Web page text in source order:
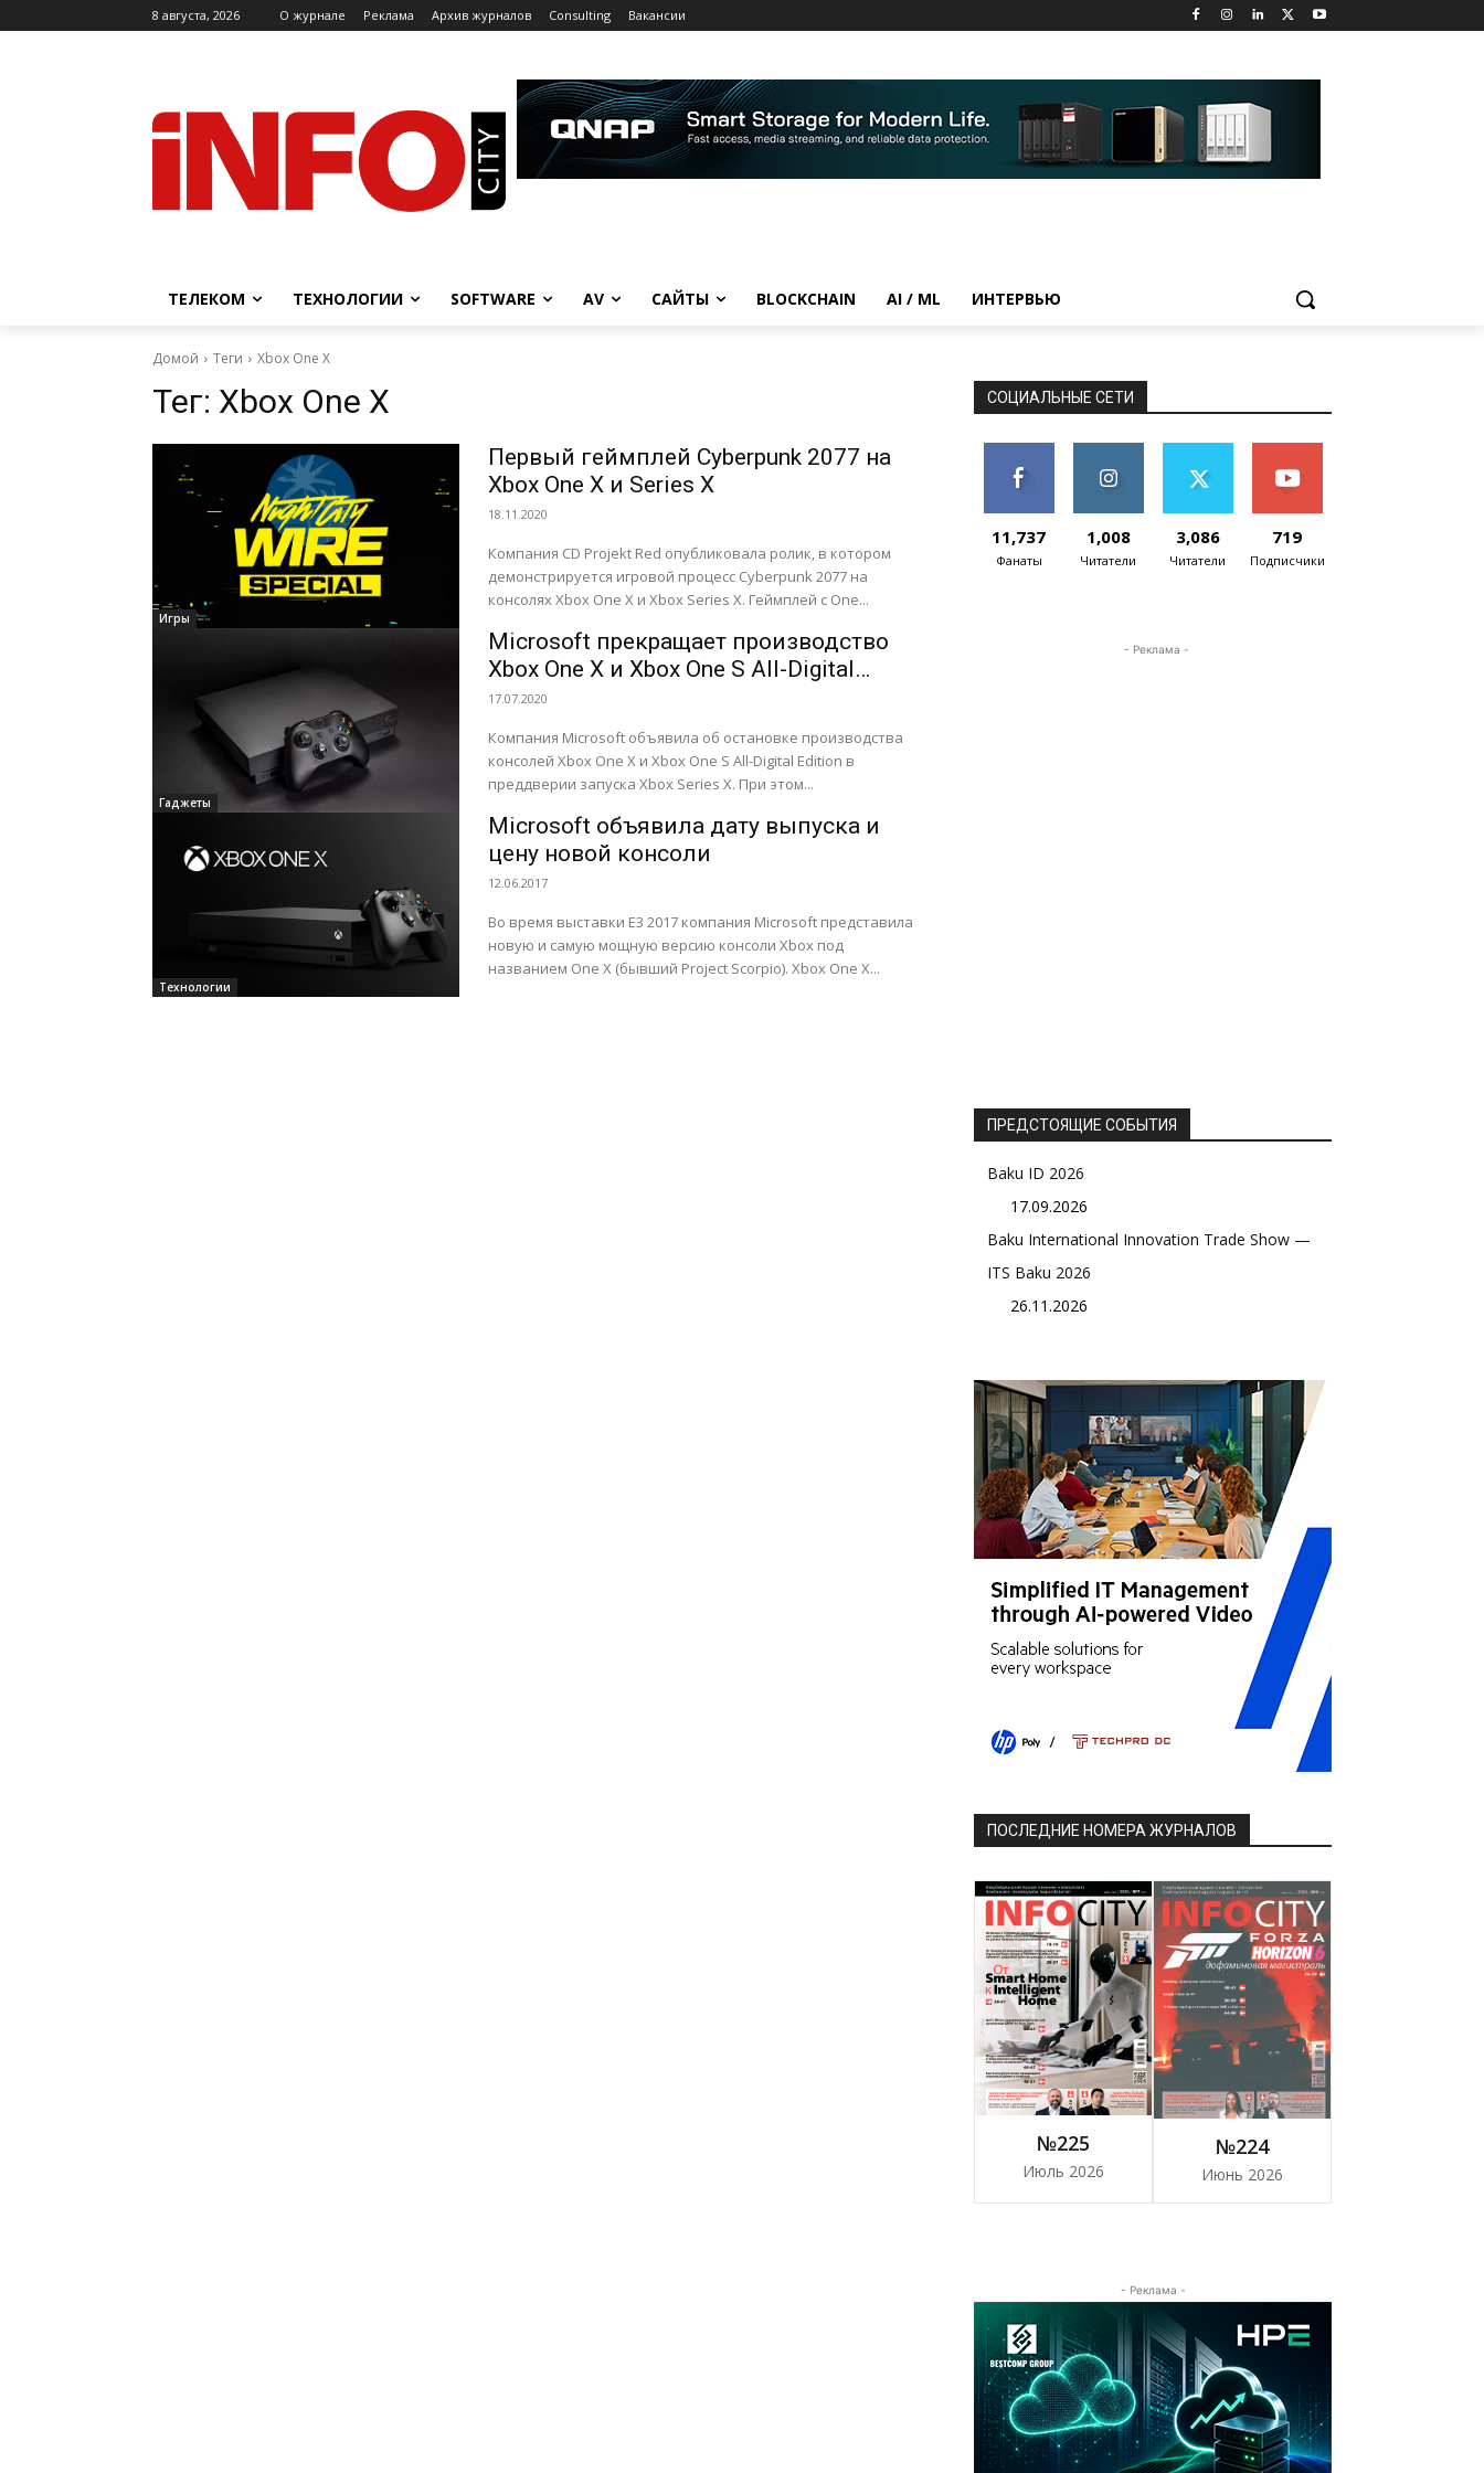
8 августа, 2026 O журнале Реклама Архив журналов Consulting Вакансии
ТЕЛЕКОМ ТЕХНОЛОГИИ SOFTWARE AV САЙТЫ BLOCKCHAIN AI / ML ИНТЕРВЬЮ
Домой Теги Xbox One X
Тег: Xbox One X
Игры
Первый геймплей Cyberpunk 2077 на
Xbox One X и Series X
18.11.2020
Компания CD Projekt Red опубликовала ролик, в котором
демонстрируется игровой процесс Cyberpunk 2077 на
консолях Xbox One X и Xbox Series X. Геймплей с One...
Гаджеты
Microsoft прекращает производство
Xbox One X и Xbox One S All-Digital
Edition
17.07.2020
Компания Microsoft объявила об остановке производства
консолей Xbox One X и Xbox One S All-Digital Edition в
преддверии запуска Xbox Series X. При этом...
Технологии
Microsoft объявила дату выпуска и
цену новой консоли
12.06.2017
Во время выставки E3 2017 компания Microsoft представила
новую и самую мощную версию консоли Xbox под
названием One X (бывший Project Scorpio). Xbox One X...
СОЦИАЛЬНЫЕ СЕТИ
11,737
Фанаты
1,008
Читатели
3,086
Читатели
719
Подписчики
- Реклама -
ПРЕДСТОЯЩИЕ СОБЫТИЯ
Baku ID 2026
17.09.2026
Baku International Innovation Trade Show —
ITS Baku 2026
26.11.2026
ПОСЛЕДНИЕ НОМЕРА ЖУРНАЛОВ
№225
Июль 2026
№224
Июнь 2026
- Реклама -